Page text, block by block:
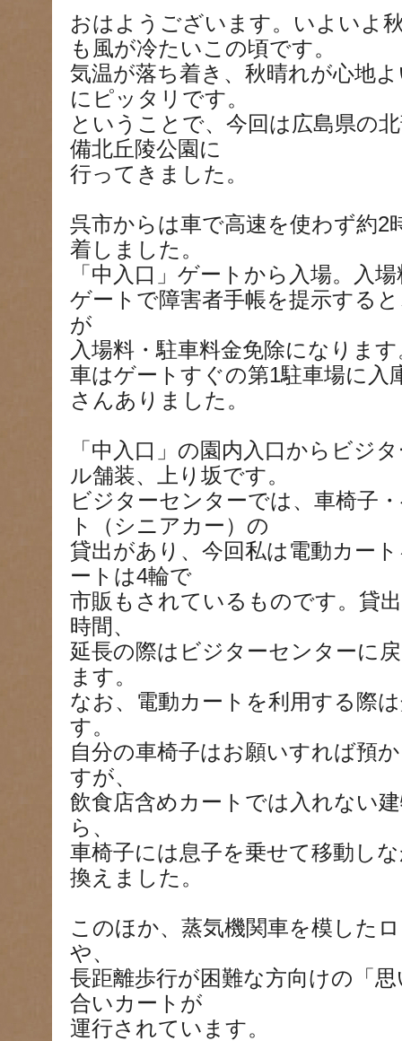
おはようございます。いよいよ
も風が冷たいこの頃です。
気温が落ち着き、秋晴れが心地
にピッタリです。
ということで、今回は広島県の
備北丘陵公園に
行ってきました。
呉市からは車で高速を使わず約2
着しました。
「中入口」ゲートから入場。入
ゲートで障害者手帳を提示する
が
入場料・駐車料金免除になります
車はゲートすぐの第1駐車場に入
さんありました。
「中入口」の園内入口からビジ
ル舗装、上り坂です。
ビジターセンターでは、車椅子
ト（シニアカー）の
貸出があり、今回私は電動カー
ートは4輪で
市販もされているものです。貸
時間、
延長の際はビジターセンターに
ます。
なお、電動カートを利用する際
す。
自分の車椅子はお願いすれば預
すが、
飲食店含めカートでは入れない
ら、
車椅子には息子を乗せて移動し
換えました。
このほか、蒸気機関車を模した
や、
長距離歩行が困難な方向けの「
合いカートが
運行されています。